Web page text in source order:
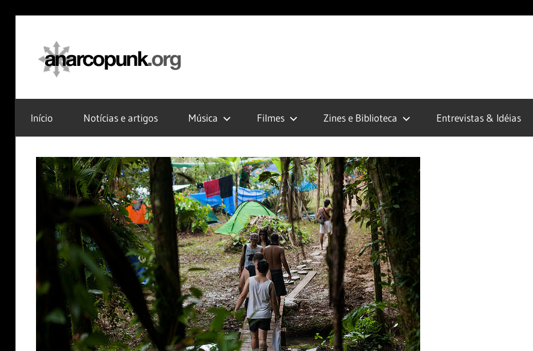
content
Início Notícias e artigos Música Filmes Zines e Biblioteca Entrevistas & Idéias